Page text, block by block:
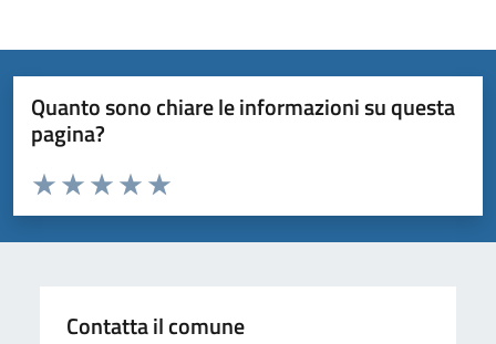
Quanto sono chiare le informazioni su questa
pagina?
Domanda
Valuta da 1 a 5 stelle la pagina
Valuta 5 stelle su 5
Valuta 4 stelle su 5
Valuta 3 stelle su 5
Valuta 2 stelle su 5
Valuta 1 stelle su 5
Contatta il comune